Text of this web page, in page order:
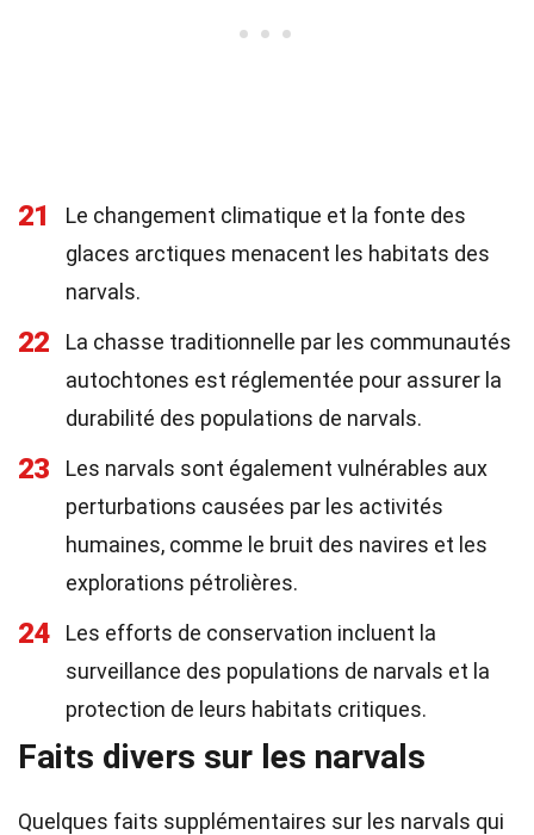
21
Le changement climatique et la fonte des
glaces arctiques menacent les habitats des
narvals.
22
La chasse traditionnelle par les communautés
autochtones est réglementée pour assurer la
durabilité des populations de narvals.
23
Les narvals sont également vulnérables aux
perturbations causées par les activités
humaines, comme le bruit des navires et les
explorations pétrolières.
24
Les efforts de conservation incluent la
surveillance des populations de narvals et la
protection de leurs habitats critiques.
Faits divers sur les narvals
Quelques faits supplémentaires sur les narvals qui